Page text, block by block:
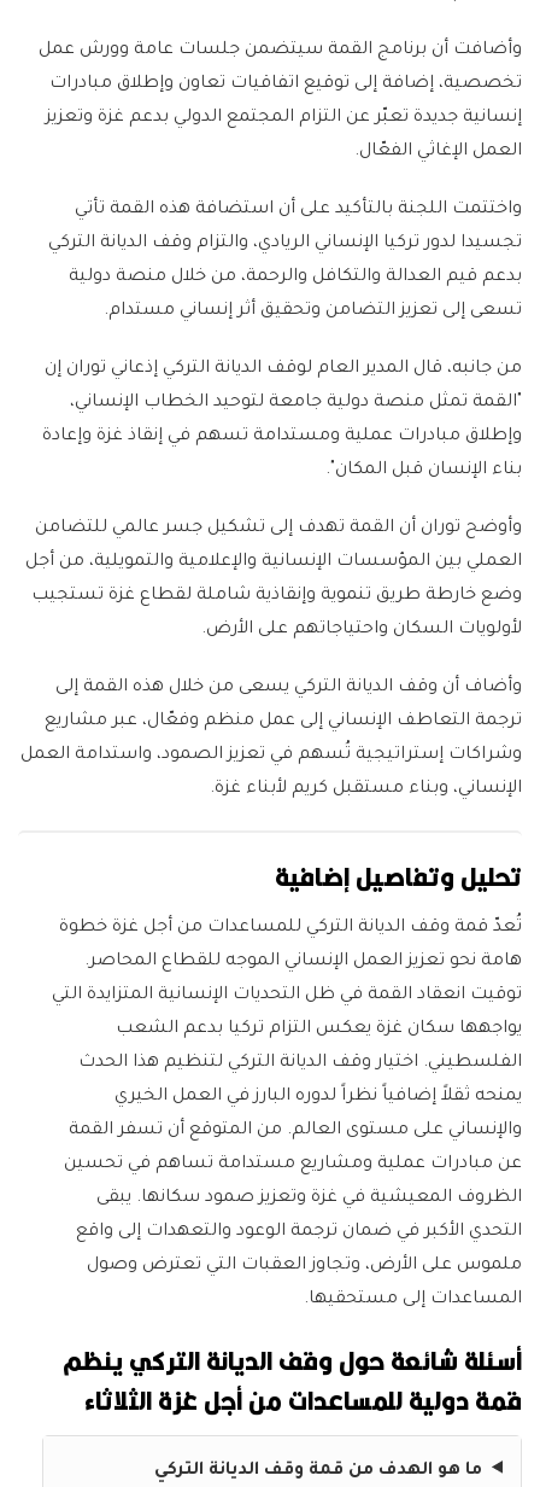
وأضافت أن برنامج القمة سيتضمن جلسات عامة وورش عمل
تخصصية، إضافة إلى توقيع اتفاقيات تعاون وإطلاق مبادرات
إنسانية جديدة تعبّر عن التزام المجتمع الدولي بدعم غزة وتعزيز
العمل الإغاثي الفعّال.
واختتمت اللجنة بالتأكيد على أن استضافة هذه القمة تأتي
تجسيدا لدور تركيا الإنساني الريادي، والتزام وقف الديانة التركي
بدعم قيم العدالة والتكافل والرحمة، من خلال منصة دولية
تسعى إلى تعزيز التضامن وتحقيق أثر إنساني مستدام.
من جانبه، قال المدير العام لوقف الديانة التركي إذعاني توران إن
"القمة تمثل منصة دولية جامعة لتوحيد الخطاب الإنساني،
وإطلاق مبادرات عملية ومستدامة تسهم في إنقاذ غزة وإعادة
بناء الإنسان قبل المكان".
وأوضح توران أن القمة تهدف إلى تشكيل جسر عالمي للتضامن
العملي بين المؤسسات الإنسانية والإعلامية والتمويلية، من أجل
وضع خارطة طريق تنموية وإنقاذية شاملة لقطاع غزة تستجيب
لأولويات السكان واحتياجاتهم على الأرض.
وأضاف أن وقف الديانة التركي يسعى من خلال هذه القمة إلى
ترجمة التعاطف الإنساني إلى عمل منظم وفعّال، عبر مشاريع
وشراكات إستراتيجية تُسهم في تعزيز الصمود، واستدامة العمل
الإنساني، وبناء مستقبل كريم لأبناء غزة.
تحليل وتفاصيل إضافية
تُعدّ قمة وقف الديانة التركي للمساعدات من أجل غزة خطوة
هامة نحو تعزيز العمل الإنساني الموجه للقطاع المحاصر.
توقيت انعقاد القمة في ظل التحديات الإنسانية المتزايدة التي
يواجهها سكان غزة يعكس التزام تركيا بدعم الشعب
الفلسطيني. اختيار وقف الديانة التركي لتنظيم هذا الحدث
يمنحه ثقلاً إضافياً نظراً لدوره البارز في العمل الخيري
والإنساني على مستوى العالم. من المتوقع أن تسفر القمة
عن مبادرات عملية ومشاريع مستدامة تساهم في تحسين
الظروف المعيشية في غزة وتعزيز صمود سكانها. يبقى
التحدي الأكبر في ضمان ترجمة الوعود والتعهدات إلى واقع
ملموس على الأرض، وتجاوز العقبات التي تعترض وصول
المساعدات إلى مستحقيها.
أسئلة شائعة حول وقف الديانة التركي ينظم
قمة دولية للمساعدات من أجل غزة الثلاثاء
ما هو الهدف من قمة وقف الديانة التركي